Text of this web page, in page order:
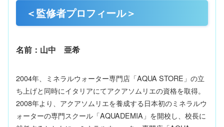
＜監修者プロフィール＞
名前：山中 亜希
2004年、ミネラルウォーター専門店「AQUA STORE」の立
ち上げと同時にイタリアにてアクアソムリエの資格を取得。
2008年より、アクアソムリエを養成する日本初のミネラルウ
ォーターの専門スクール「AQUADEMIA」を開校し、校長に